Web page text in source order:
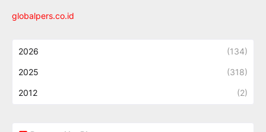
globalpers.co.id
2026 (134)
2025 (318)
2012 (2)